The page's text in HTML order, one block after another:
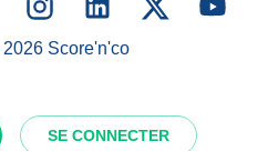
SE CONNECTER
2026Score'n'co